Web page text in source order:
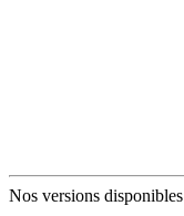
Nos versions disponibles